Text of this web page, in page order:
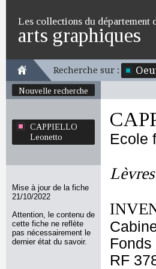
Les collections du département
arts graphiques
Recherche sur :
Nouvelle recherche
CAPPIELLO
Leonetto
Mise à jour de la fiche
21/10/2022
Attention, le contenu de
cette fiche ne reflète
pas nécessairement le
dernier état du savoir.
Ecole
RF